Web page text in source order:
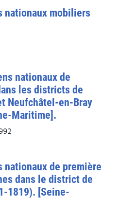
nationaux mobiliers
nationaux de
les districts de
Neufchâtel-en-Bray
Maritime].
nationaux de première
dans le district de
1819). [Seine-